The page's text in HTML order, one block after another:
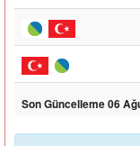
Son Güncelleme 06